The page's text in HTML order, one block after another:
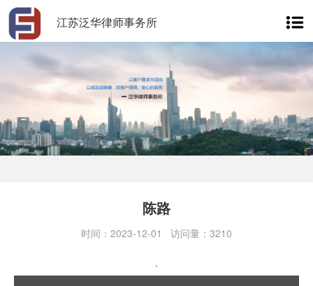
江苏泛华律师事务所
陈路
时间：2023-12-01 访问量：3210